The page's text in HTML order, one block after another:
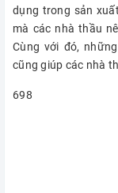
dụng trong sản
mà các nhà thầu
Cùng với đó,
cũng giúp các nhà
698